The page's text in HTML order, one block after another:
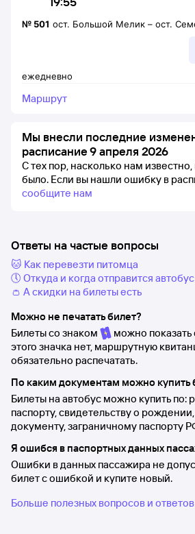
ежедневно
№ 501 ост. Большой Мелик – ост.
Маршрут
Мы внесли последние
расписание 9 апреля 2026
С тех пор, насколько нам
было. Если вы нашли ошибку в
сообщите нам
Ответы на частые вопросы
🐱 Как перевезти питомца
🕔 Откуда и когда отправится автобус
👛 А скидки на билеты есть
Можно не печатать билет?
Билеты со знаком
можно
этого значка нет, маршрутную
обязательно распечатать.
По каким документам можно купить
Билеты на автобус можно купить по:
паспорту, свидетельству о
документу, заграничному паспорту
Я ошибся в паспортных данных
Ошибки в данных пассажира не
билет с ошибкой и купите новый.
Больше полезных вопросов и ответов